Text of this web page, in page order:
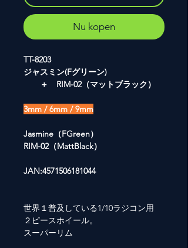
Nu kopen
TT-8203
ジャスミン(Fグリーン)
＋ RIM-02（マットブラック）
3mm / 6mm / 9mm
Jasmine（FGreen）
RIM-02（MattBlack）
JAN:4571506181044
世界１普及している1/10ラジコン用
２ピースホイール。
スーパーリム